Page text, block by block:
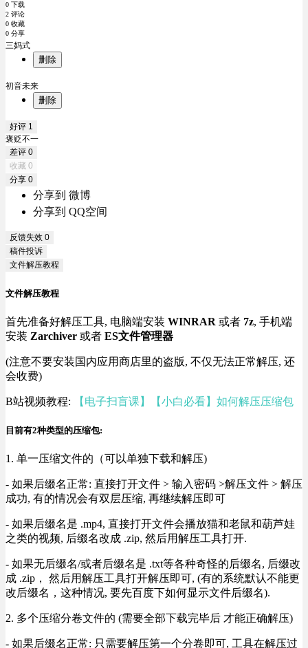
0 下载
2 评论
0 收藏
0 分享
三妈式
删除
初音未来
删除
好评 1
褒贬不一
差评 0
收藏 0
分享 0
分享到 微博
分享到 QQ空间
反馈失效 0
稿件投诉
文件解压教程
文件解压教程
首先准备好解压工具, 电脑端安装 WINRAR 或者 7z, 手机端
安装 Zarchiver 或者 ES文件管理器
(注意不要安装国内应用商店里的盗版, 不仅无法正常解压, 还
会收费)
B站视频教程: 【电子扫盲课】【小白必看】如何解压压缩包
目前有2种类型的压缩包:
1. 单一压缩文件的（可以单独下载和解压)
- 如果后缀名正常: 直接打开文件 > 输入密码 >解压文件 > 解压
成功, 有的情况会有双层压缩, 再继续解压即可
- 如果后缀名是 .mp4, 直接打开文件会播放猫和老鼠和葫芦娃
之类的视频, 后缀名改成 .zip, 然后用解压工具打开.
- 如果无后缀名/或者后缀名是 .txt等各种奇怪的后缀名, 后缀改
成 .zip， 然后用解压工具打开解压即可, (有的系统默认不能更
改后缀名，这种情况, 要先百度下如何显示文件后缀名).
2. 多个压缩分卷文件的 (需要全部下载完毕后 才能正确解压)
- 如果后缀名正常: 只需要解压第一个分卷即可, 工具在解压过